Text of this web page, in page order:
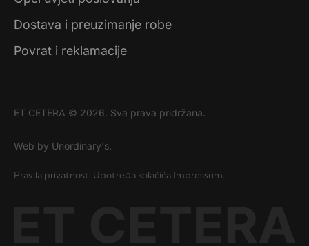
Dostava i preuzimanje robe
Povrat i reklamacije
ET CETERA © 2026. Sva prava pridržana.
Web by Unordinary's.
Pravila privatnosti.Upotreba kolačića. Impressum.